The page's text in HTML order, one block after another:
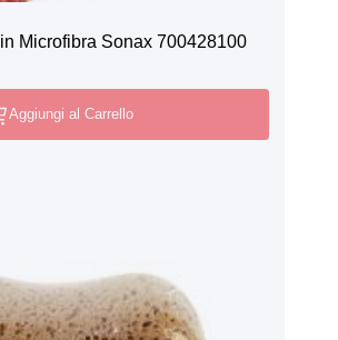
Microfibra Sonax 700428100
Aggiungi al Carrello